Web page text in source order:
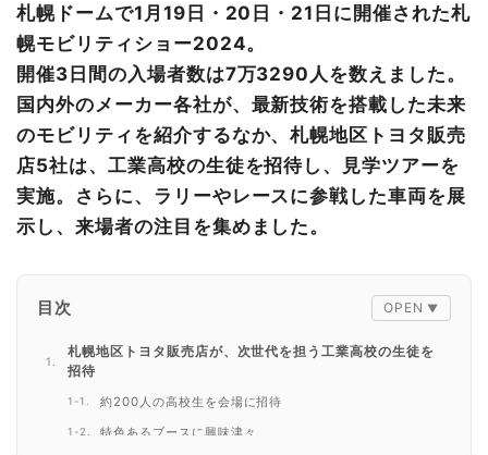
札幌ドームで1月19日・20日・21日に開催された札
幌モビリティショー2024。
開催3日間の入場者数は7万3290人を数えました。
国内外のメーカー各社が、最新技術を搭載した未来
のモビリティを紹介するなか、札幌地区トヨタ販売
店5社は、工業高校の生徒を招待し、見学ツアーを
実施。さらに、ラリーやレースに参戦した車両を展
示し、来場者の注目を集めました。
目次
札幌地区トヨタ販売店が、次世代を担う工業高校の生徒を
招待
約200人の高校生を会場に招待
特色あるブースに興味津々